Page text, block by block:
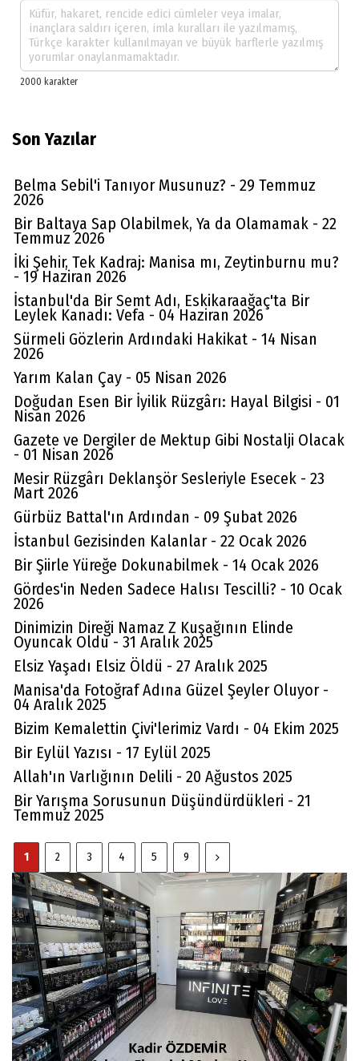
Son Yazılar
Belma Sebil'i Tanıyor Musunuz? - 29 Temmuz
2026
Bir Baltaya Sap Olabilmek, Ya da Olamamak - 22
Temmuz 2026
İki Şehir, Tek Kadraj: Manisa mı, Zeytinburnu mu?
- 19 Haziran 2026
İstanbul'da Bir Semt Adı, Eskikaraağaç'ta Bir
Leylek Kanadı: Vefa - 04 Haziran 2026
Sürmeli Gözlerin Ardındaki Hakikat - 14 Nisan
2026
Yarım Kalan Çay - 05 Nisan 2026
Doğudan Esen Bir İyilik Rüzgârı: Hayal Bilgisi - 01
Nisan 2026
Gazete ve Dergiler de Mektup Gibi Nostalji Olacak
- 01 Nisan 2026
Mesir Rüzgârı Deklanşör Sesleriyle Esecek - 23
Mart 2026
Gürbüz Battal'ın Ardından - 09 Şubat 2026
İstanbul Gezisinden Kalanlar - 22 Ocak 2026
Bir Şiirle Yüreğe Dokunabilmek - 14 Ocak 2026
Gördes'in Neden Sadece Halısı Tescilli? - 10 Ocak
2026
Dinimizin Direği Namaz Z Kuşağının Elinde
Oyuncak Oldu - 31 Aralık 2025
Elsiz Yaşadı Elsiz Öldü - 27 Aralık 2025
Manisa'da Fotoğraf Adına Güzel Şeyler Oluyor -
04 Aralık 2025
Bizim Kemalettin Çivi'lerimiz Vardı - 04 Ekim 2025
Bir Eylül Yazısı - 17 Eylül 2025
Allah'ın Varlığının Delili - 20 Ağustos 2025
Bir Yarışma Sorusunun Düşündürdükleri - 21
Temmuz 2025
1 2 3 4 5 9